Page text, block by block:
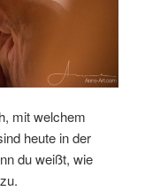
mit welchem
heute in der
du weißt, wie